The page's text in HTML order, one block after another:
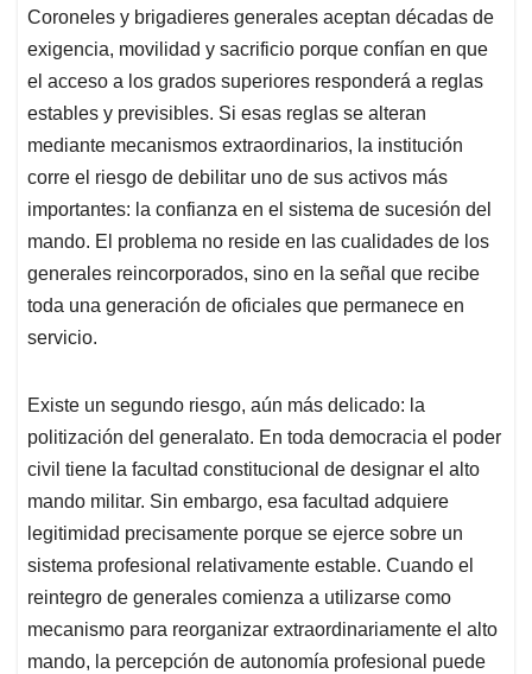
Coroneles y brigadieres generales aceptan décadas de
exigencia, movilidad y sacrificio porque confían en que
el acceso a los grados superiores responderá a reglas
estables y previsibles. Si esas reglas se alteran
mediante mecanismos extraordinarios, la institución
corre el riesgo de debilitar uno de sus activos más
importantes: la confianza en el sistema de sucesión del
mando. El problema no reside en las cualidades de los
generales reincorporados, sino en la señal que recibe
toda una generación de oficiales que permanece en
servicio.
Existe un segundo riesgo, aún más delicado: la
politización del generalato. En toda democracia el poder
civil tiene la facultad constitucional de designar el alto
mando militar. Sin embargo, esa facultad adquiere
legitimidad precisamente porque se ejerce sobre un
sistema profesional relativamente estable. Cuando el
reintegro de generales comienza a utilizarse como
mecanismo para reorganizar extraordinariamente el alto
mando, la percepción de autonomía profesional puede